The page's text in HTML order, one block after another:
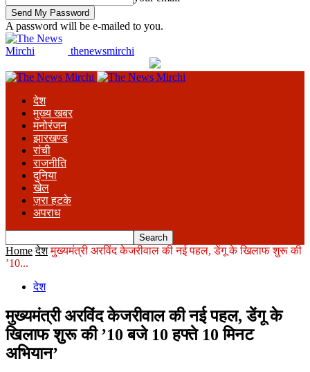
A password will be e-mailed to you.
thenewsmirchi
देश
मुख्य खबर
मनोरंजन
झारखण्ड
रांची
राजनीति
दुनिया
खेल
ज़रा हटके
अपराध
Home देश मुख्यमंत्री अरविंद केजरीवाल की नई पहल, डेंगू के खिलाफ शुरू की
’10...
देश
मुख्यमंत्री अरविंद केजरीवाल की नई पहल, डेंगू के
खिलाफ शुरू की ’10 बजे 10 हफ्ते 10 मिनट
अभियान’